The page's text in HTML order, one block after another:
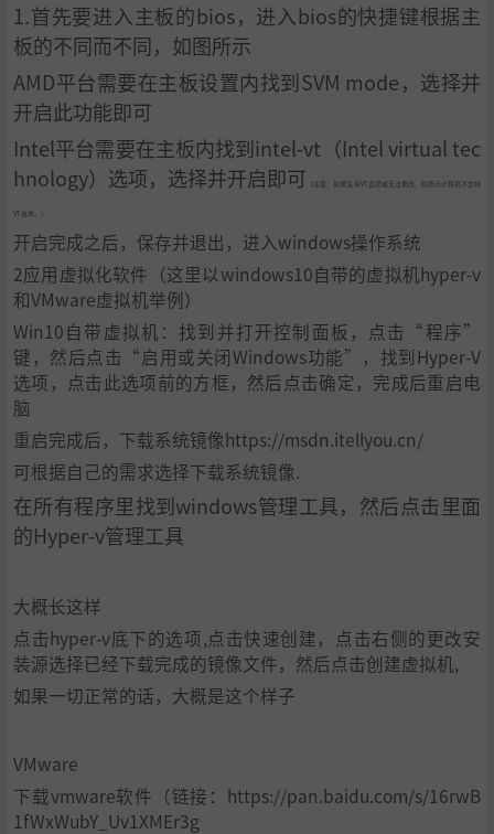
1.首先要进入主板的bios，进入bios的快捷键根据主
板的不同而不同，如图所示
AMD平台需要在主板设置内找到SVM mode，选择并
开启此功能即可
Intel平台需要在主板内找到intel-vt（Intel virtual tec
hnology）选项，选择并开启即可
（注意：如果没有VT选项或无法更改，则表示计算机不支持
VT技术。）
开启完成之后，保存并退出，进入windows操作系统
2应用虚拟化软件（这里以windows10自带的虚拟机hyper-v
和VMware虚拟机举例）
Win10自带虚拟机：找到并打开控制面板，点击“程序”
键，然后点击“启用或关闭Windows功能”，找到Hyper-V
选项，点击此选项前的方框，然后点击确定，完成后重启电
脑
重启完成后，下载系统镜像https://msdn.itellyou.cn/
可根据自己的需求选择下载系统镜像.
在所有程序里找到windows管理工具，然后点击里面
的Hyper-v管理工具
大概长这样
点击hyper-v底下的选项,点击快速创建，点击右侧的更改安
装源选择已经下载完成的镜像文件，然后点击创建虚拟机,
如果一切正常的话，大概是这个样子
VMware
下载vmware软件（链接：https://pan.baidu.com/s/16rwB
1fWxWubY_Uv1XMEr3g